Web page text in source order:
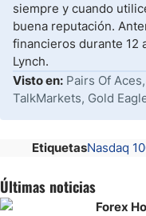
siempre y cuando
buena reputación.
financieros durante 12
Lynch.
Visto en: Pairs Of
TalkMarkets, Gold
EtiquetasNasdaq
Últimas noticias
Forex